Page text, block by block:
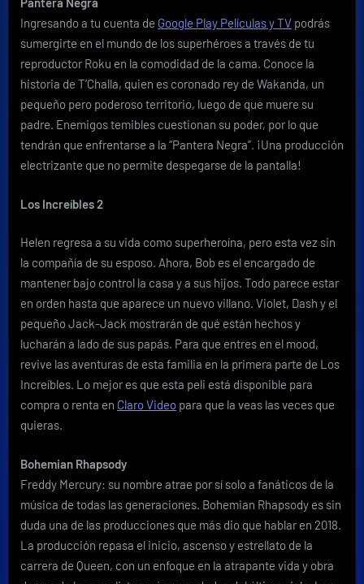
Ingresando a tu cuenta de Google Play Películas y TV podrás
sumergirte en el mundo de los superhéroes a través de tu
reproductor Roku en la comodidad de la cama. Conoce la
historia de T’Challa, quien es coronado rey de Wakanda, un
pequeño pero poderoso territorio, luego de que muere su
padre. Enemigos temibles cuestionan su poder, por lo que
tendrán que enfrentarse a la “Pantera Negra”. ¡Una producción
electrizante que no permite despegarse de la pantalla!
Los Increíbles 2
Helen regresa a su vida como superheroína, pero esta vez sin
la compañía de su esposo. Ahora, Bob es el encargado de
mantener bajo control la casa y a sus hijos. Todo parece estar
en orden hasta que aparece un nuevo villano. Violet, Dash y el
pequeño Jack-Jack mostrarán de qué están hechos y
lucharán a lado de sus papás. Para que entres en el mood,
revive las aventuras de esta familia en la primera parte de Los
Increíbles. Lo mejor es que esta peli está disponible para
compra o renta en Claro Video para que la veas las veces que
quieras.
Bohemian Rhapsody
Freddy Mercury: su nombre atrae por sí solo a fanáticos de la
música de todas las generaciones. Bohemian Rhapsody es sin
duda una de las producciones que más dio que hablar en 2018.
La producción repasa el inicio, ascenso y estrellato de la
carrera de Queen, con un enfoque en la atrapante vida y obra